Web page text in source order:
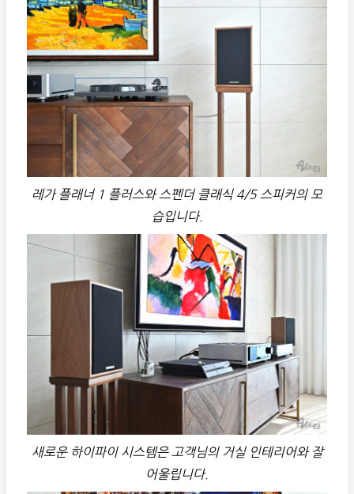
레가 플래너 1 플러스와 스펜더 클래식 4/5 스피커의 모
습입니다.
새로운 하이파이 시스템은 고객님의 거실 인테리어와 잘
어울립니다.